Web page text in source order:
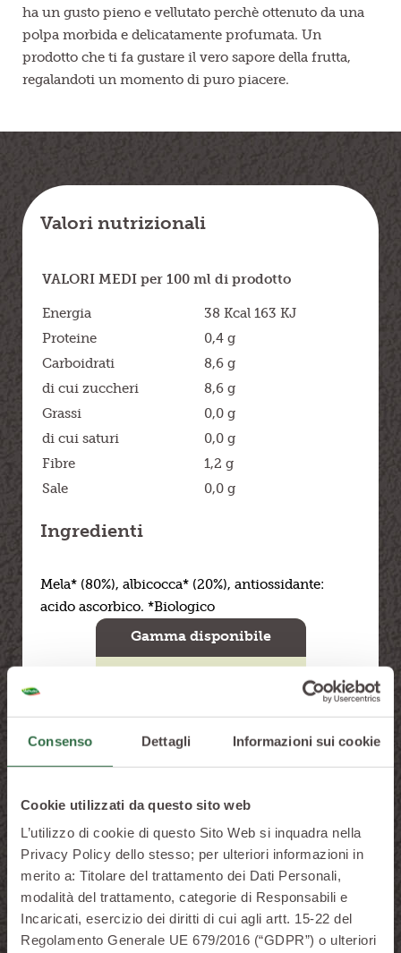
Consenso Dettagli Informazioni sui cookie
Cookie utilizzati da questo sito web
L’utilizzo di cookie di questo Sito Web si inquadra nella
Privacy Policy dello stesso; per ulteriori informazioni in
merito a: Titolare del trattamento dei Dati Personali,
modalità del trattamento, categorie di Responsabili e
Incaricati, esercizio dei diritti di cui agli artt. 15-22 del
Regolamento Generale UE 679/2016 (“GDPR”) o ulteriori
ha un gusto pieno e vellutato perchè ottenuto da una
polpa morbida e delicatamente profumata. Un
prodotto che ti fa gustare il vero sapore della frutta,
regalandoti un momento di puro piacere.
Valori nutrizionali
VALORI MEDI per 100 ml di prodotto
Energia
38 Kcal 163 KJ
Proteine
0,4 g
Carboidrati
8,6 g
di cui zuccheri
8,6 g
Grassi
0,0 g
di cui saturi
0,0 g
Fibre
1,2 g
Sale
0,0 g
Ingredienti
Mela* (80%), albicocca* (20%), antiossidante:
acido ascorbico. *Biologico
Gamma disponibile
Confezione da
100 g